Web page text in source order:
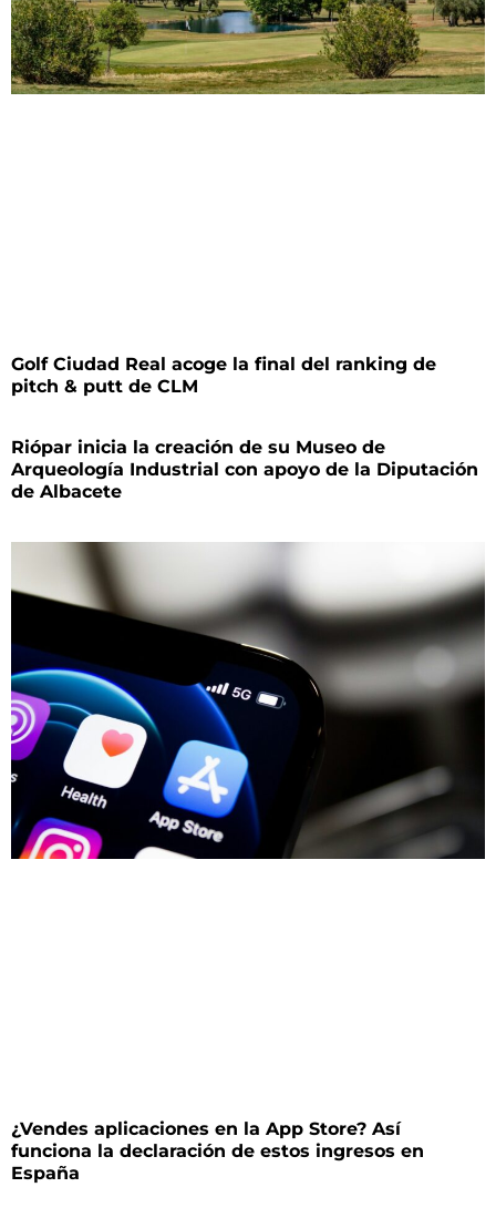
Golf Ciudad Real acoge la final del ranking de
pitch & putt de CLM
Riópar inicia la creación de su Museo de
Arqueología Industrial con apoyo de la Diputación
de Albacete
¿Vendes aplicaciones en la App Store? Así
funciona la declaración de estos ingresos en
España